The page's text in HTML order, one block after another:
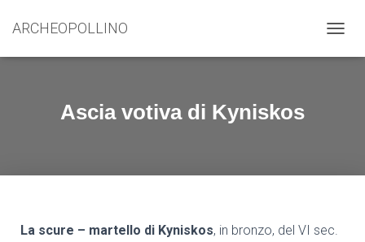
ARCHEOPOLLINO
A
Ascia votiva di Kyniskos
La scure – martello di Kyniskos, in bronzo, del VI sec.